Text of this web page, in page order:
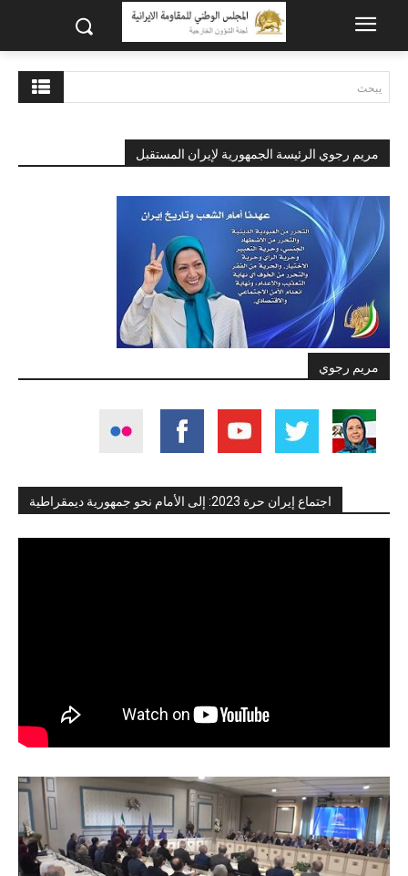
يبحث
مريم رجوي الرئيسة الجمهورية لإيران المستقبل
مريم رجوي
اجتماع إيران حرة 2023: إلى الأمام نحو جمهورية ديمقراطية